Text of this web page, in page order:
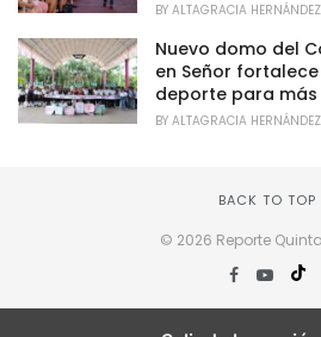
BY ALTAGRACIA HERNÁNDEZ
Nuevo domo del
en Señor
deporte para
BY ALTAGRACIA HERNÁNDEZ
BACK TO TOP
© 2026 Reporte